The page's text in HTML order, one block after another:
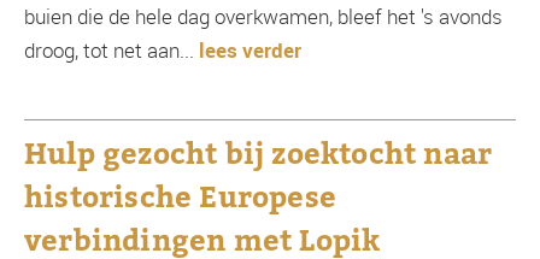
buien die de hele dag overkwamen, bleef het 's avonds
droog, tot net aan... lees verder
Hulp gezocht bij zoektocht naar
historische Europese
verbindingen met Lopik